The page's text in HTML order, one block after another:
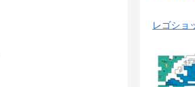
レゴショ